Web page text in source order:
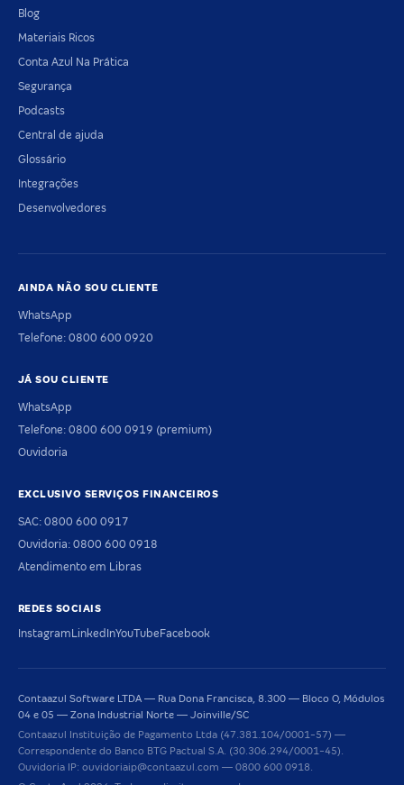
Blog
Materiais Ricos
Conta Azul Na Prática
Segurança
Podcasts
Central de ajuda
Glossário
Integrações
Desenvolvedores
AINDA NÃO SOU CLIENTE
WhatsApp
Telefone: 0800 600 0920
JÁ SOU CLIENTE
WhatsApp
Telefone: 0800 600 0919 (premium)
Ouvidoria
EXCLUSIVO SERVIÇOS FINANCEIROS
SAC: 0800 600 0917
Ouvidoria: 0800 600 0918
Atendimento em Libras
REDES SOCIAIS
InstagramLinkedInYouTubeFacebook
Contaazul Software LTDA — Rua Dona Francisca, 8.300 — Bloco O, Módulos
04 e 05 — Zona Industrial Norte — Joinville/SC
Contaazul Instituição de Pagamento Ltda (47.381.104/0001-57) —
Correspondente do Banco BTG Pactual S.A. (30.306.294/0001-45).
Ouvidoria IP: ouvidoriaip@contaazul.com — 0800 600 0918.